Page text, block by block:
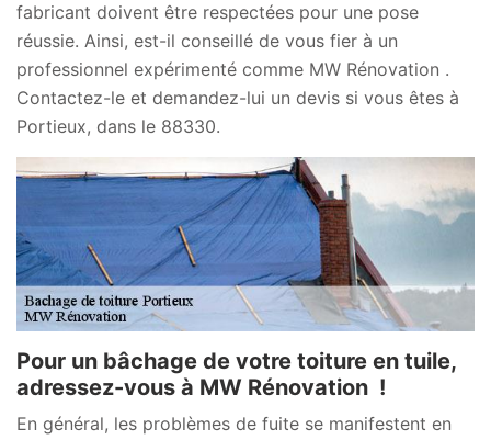
fabricant doivent être respectées pour une pose
réussie. Ainsi, est-il conseillé de vous fier à un
professionnel expérimenté comme MW Rénovation .
Contactez-le et demandez-lui un devis si vous êtes à
Portieux, dans le 88330.
Pour un bâchage de votre toiture en tuile,
adressez-vous à MW Rénovation !
En général, les problèmes de fuite se manifestent en